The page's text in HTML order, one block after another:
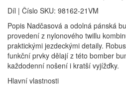
Díl | Číslo SKU: 98162-21VM
Popis Nadčasová a odolná pánská
provedení z nylonového twillu
praktickými jezdeckými detaily.
funkční prvky dělají z této bomber
každodenní nošení i kratší vyjížďky.
Hlavní vlastnosti